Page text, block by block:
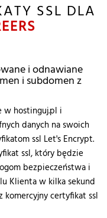
SSL DLA
i odnawiane
i subdomen z
w hostinguj.pl i
danych na swoich
ssl Let's Encrypt.
ssl, który będzie
bezpieczeństwa i
Klienta w kilka sekund
komercyjny certyfikat ssl